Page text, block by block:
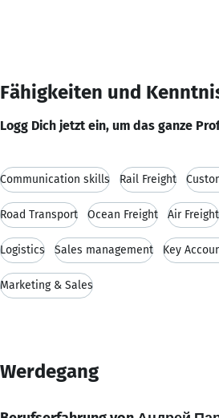
Fähigkeiten und
Logg Dich jetzt ein, um das ganze
Communication skills Rail Freight
Road Transport Ocean Freight Air Freight
Logistics Sales management Key
Marketing & Sales
Werdegang